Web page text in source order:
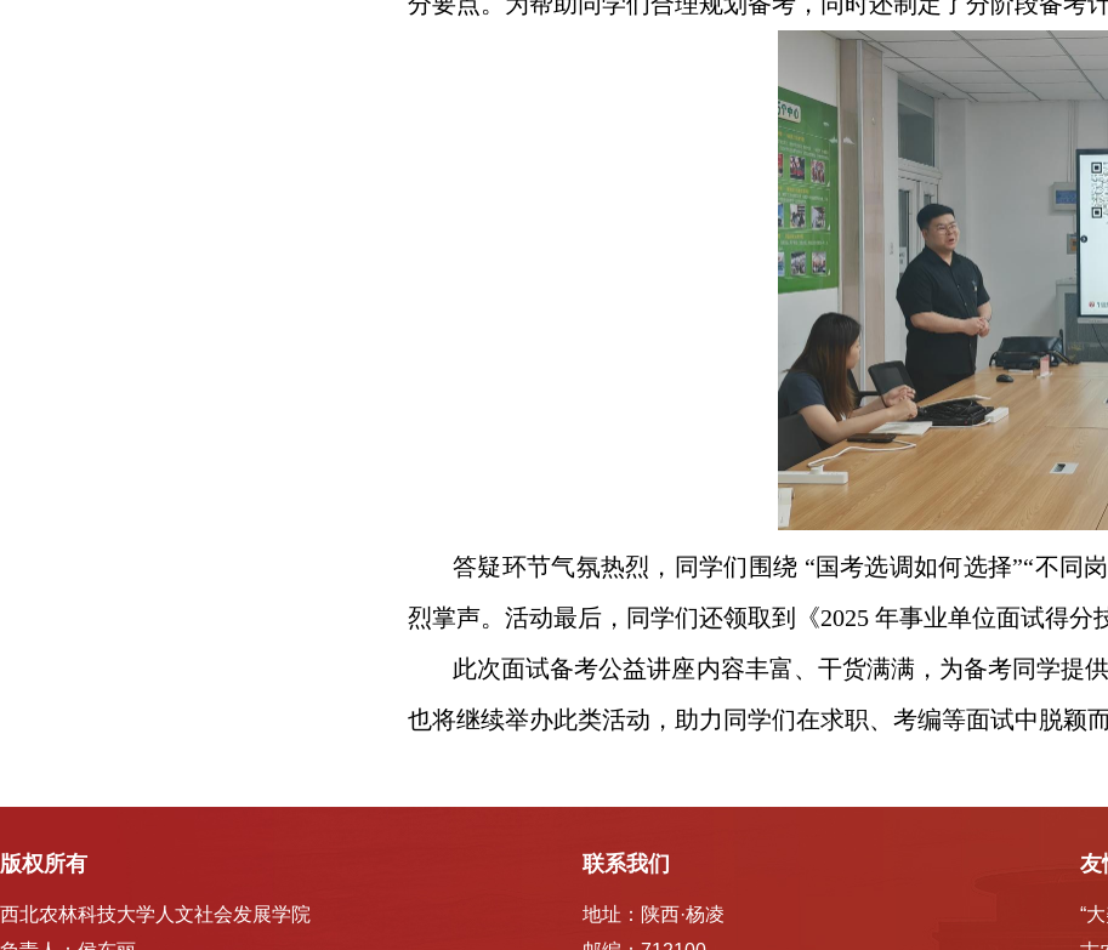
答疑环节气氛热烈，同学们围绕 “国考选调如何选择”“不同
烈掌声。活动最后，同学们还领取到《2025 年事业单位面试得分
此次面试备考公益讲座内容丰富、干货满满，为备考同学提
也将继续举办此类活动，助力同学们在求职、考编等面试中脱颖而
版权所有
西北农林科技大学人文社会发展学院
联系我们
地址：陕西·杨凌
友
“